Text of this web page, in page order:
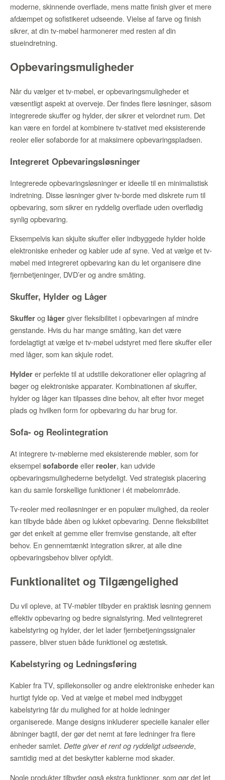
moderne, skinnende overflade, mens matte finish giver et mere
afdæmpet og sofistikeret udseende. Vielse af farve og finish
sikrer, at din tv-møbel harmonerer med resten af din
stueindretning.
Opbevaringsmuligheder
Når du vælger et tv-møbel, er opbevaringsmuligheder et
væsentligt aspekt at overveje. Der findes flere løsninger, såsom
integrerede skuffer og hylder, der sikrer et velordnet rum. Det
kan være en fordel at kombinere tv-stativet med eksisterende
reoler eller sofaborde for at maksimere opbevaringspladsen.
Integreret Opbevaringsløsninger
Integrerede opbevaringsløsninger er ideelle til en minimalistisk
indretning. Disse løsninger giver tv-borde med diskrete rum til
opbevaring, som sikrer en ryddelig overflade uden overflødig
synlig opbevaring.
Eksempelvis kan skjulte skuffer eller indbyggede hylder holde
elektroniske enheder og kabler ude af syne. Ved at vælge et tv-
møbel med integreret opbevaring kan du let organisere dine
fjernbetjeninger, DVD’er og andre småting.
Skuffer, Hylder og Låger
Skuffer og låger giver fleksibilitet i opbevaringen af mindre
genstande. Hvis du har mange småting, kan det være
fordelagtigt at vælge et tv-møbel udstyret med flere skuffer eller
med låger, som kan skjule rodet.
Hylder er perfekte til at udstille dekorationer eller oplagring af
bøger og elektroniske apparater. Kombinationen af skuffer,
hylder og låger kan tilpasses dine behov, alt efter hvor meget
plads og hvilken form for opbevaring du har brug for.
Sofa- og Reolintegration
At integrere tv-møblerne med eksisterende møbler, som for
eksempel sofaborde eller reoler, kan udvide
opbevaringsmulighederne betydeligt. Ved strategisk placering
kan du samle forskellige funktioner i ét møbelområde.
Tv-reoler med reolløsninger er en populær mulighed, da reoler
kan tilbyde både åben og lukket opbevaring. Denne fleksibilitet
gør det enkelt at gemme eller fremvise genstande, alt efter
behov. En gennemtænkt integration sikrer, at alle dine
opbevaringsbehov bliver opfyldt.
Funktionalitet og Tilgængelighed
Du vil opleve, at TV-møbler tilbyder en praktisk løsning gennem
effektiv opbevaring og bedre signalstyring. Med velintegreret
kabelstyring og hylder, der let lader fjernbetjeningssignaler
passere, bliver stuen både funktionel og æstetisk.
Kabelstyring og Ledningsføring
Kabler fra TV, spillekonsoller og andre elektroniske enheder kan
hurtigt fylde op. Ved at vælge et møbel med indbygget
kabelstyring får du mulighed for at holde ledninger
organiserede. Mange designs inkluderer specielle kanaler eller
åbninger bagtil, der gør det nemt at føre ledninger fra flere
enheder samlet. Dette giver et rent og ryddeligt udseende,
samtidig med at det beskytter kablerne mod skader.
Nogle produkter tilbyder også ekstra funktioner, som gør det let